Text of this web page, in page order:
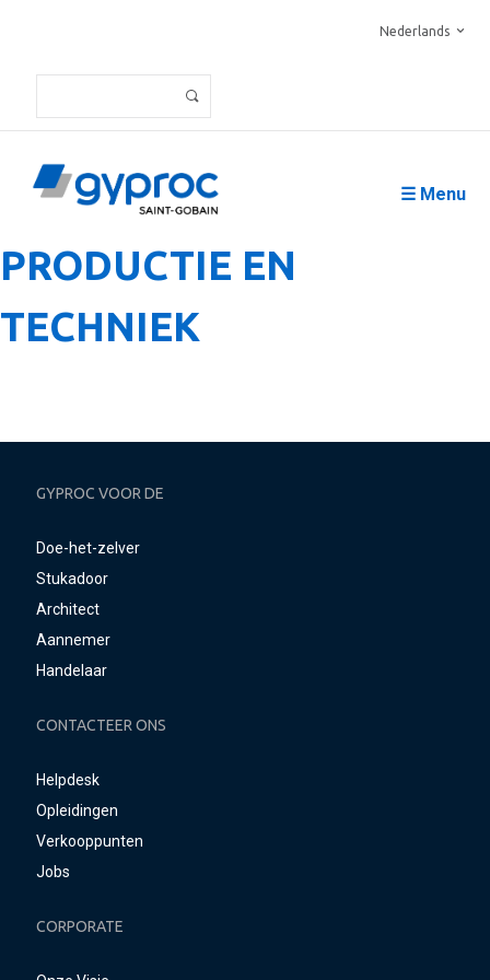
Nederlands
☰ Menu
PRODUCTIE EN
TECHNIEK
GYPROC VOOR DE
Doe-het-zelver
Stukadoor
Architect
Aannemer
Handelaar
CONTACTEER ONS
Helpdesk
Opleidingen
Verkooppunten
Jobs
CORPORATE